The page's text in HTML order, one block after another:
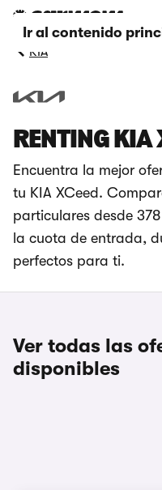
Ir al contenido
KIA
RENTING KIA
Encuentra la mejor
tu KIA XCeed.
particulares desde
la cuota de entrada,
perfectos para ti.
Ver todas las
disponibles